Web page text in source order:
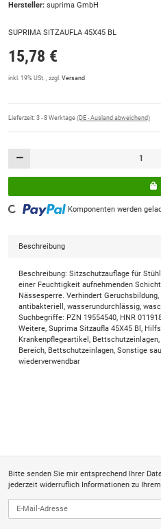
Hersteller: suprima GmbH
SUPRIMA SITZAUFLA 45X45 BL
15,78 €
inkl. 19% USt. , zzgl. Versand
Lieferzeit: 3 - 8 Werktage (DE - Ausland abweichend)
Loading... Komponenten werden
Beschreibung
Beschreibung: Sitzschutzauflage für
einer Feuchtigkeit aufnehmenden
Nässesperre. Verhindert
antibakteriell, wasserundurchlässig,
Suchbegriffe: PZN 19554540, HNR
Weitere, Suprima Sitzaufla 45X45 Bl,
Krankenpflegeartikel,
Bereich, Bettschutzeinlagen, Sonstige
wiederverwendbar
Bitte senden Sie mir entsprechend Ihrer
jederzeit widerruflich Informationen zu